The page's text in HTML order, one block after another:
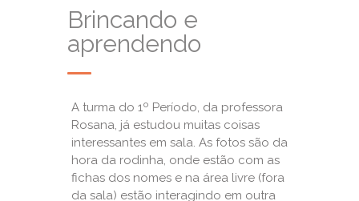
Brincando e
aprendendo
A turma do 1º Período, da professora
Rosana, já estudou muitas coisas
interessantes em sala. As fotos são da
hora da rodinha, onde estão com as
fichas dos nomes e na área livre (fora
da sala) estão interagindo em outra